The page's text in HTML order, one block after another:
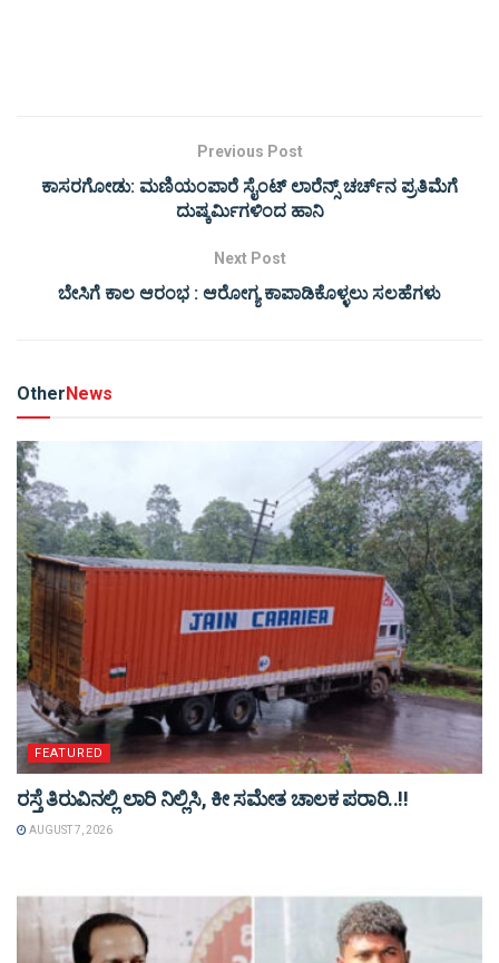
Previous Post
ಕಾಸರಗೋಡು: ಮಣಿಯಂಪಾರೆ ಸೈಂಟ್ ಲಾರೆನ್ಸ್‌ ಚರ್ಚ್‌ನ ಪ್ರತಿಮೆಗೆ
ದುಷ್ಕರ್ಮಿಗಳಿಂದ ಹಾನಿ
Next Post
ಬೇಸಿಗೆ ಕಾಲ ಆರಂಭ : ಆರೋಗ್ಯ ಕಾಪಾಡಿಕೊಳ್ಳಲು ಸಲಹೆಗಳು
Other News
FEATURED
ರಸ್ತೆ ತಿರುವಿನಲ್ಲಿ ಲಾರಿ ನಿಲ್ಲಿಸಿ, ಕೀ ಸಮೇತ ಚಾಲಕ ಪರಾರಿ..!!
AUGUST 7, 2026